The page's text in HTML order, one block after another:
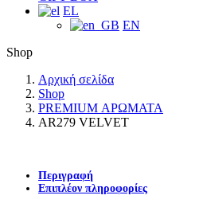
EL
EN
Shop
Αρχική σελίδα
Shop
PREMIUM ΑΡΩΜΑΤΑ
AR279 VELVET
Περιγραφή
Επιπλέον πληροφορίες